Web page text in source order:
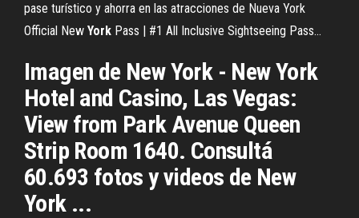
pase turístico y ahorra en las atracciones de Nueva York
Official New York Pass | #1 All Inclusive Sightseeing Pass…
Imagen de New York - New York
Hotel and Casino, Las Vegas:
View from Park Avenue Queen
Strip Room 1640. Consultá
60.693 fotos y videos de New
York ...